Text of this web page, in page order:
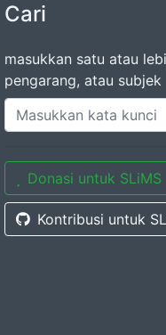
Cari
masukkan satu atau
pengarang, atau subjek
Donasi untuk SLiMS
Kontribusi untuk